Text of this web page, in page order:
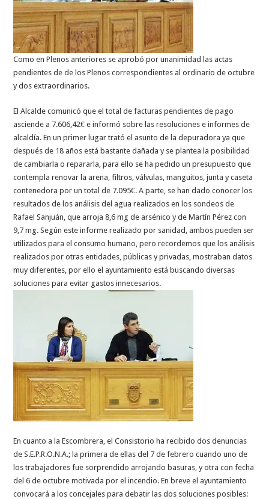
Como en Plenos anteriores se aprobó por unanimidad las actas
pendientes de de los Plenos correspondientes al ordinario de octubre
y dos extraordinarios.
El Alcalde comunicó que el total de facturas pendientes de pago
asciende a 7.606,42€ e informó sobre las resoluciones e informes de
alcaldía. En un primer lugar trató el asunto de la depuradora ya que
después de 18 años está bastante dañada y se plantea la posibilidad
de cambiarla o repararla, para ello se ha pedido un presupuesto que
contempla renovar la arena, filtros, válvulas, manguitos, junta y caseta
contenedora por un total de 7.095€. A parte, se han dado conocer los
resultados de los análisis del agua realizados en los sondeos de
Rafael Sanjuán, que arroja 8,6 mg de arsénico y de Martín Pérez con
9,7 mg. Según este informe realizado por sanidad, ambos pueden ser
utilizados para el consumo humano, pero recordemos que los análisis
realizados por otras entidades, públicas y privadas, mostraban datos
muy diferentes, por ello el ayuntamiento está buscando diversas
soluciones para evitar gastos innecesarios.
En cuanto a la Escombrera, el Consistorio ha recibido dos denuncias
de S.E.P.R.O.N.A.; la primera de ellas del 7 de febrero cuando uno de
los trabajadores fue sorprendido arrojando basuras, y otra con fecha
del 6 de octubre motivada por el incendio. En breve el ayuntamiento
convocará a los concejales para debatir las dos soluciones posibles: